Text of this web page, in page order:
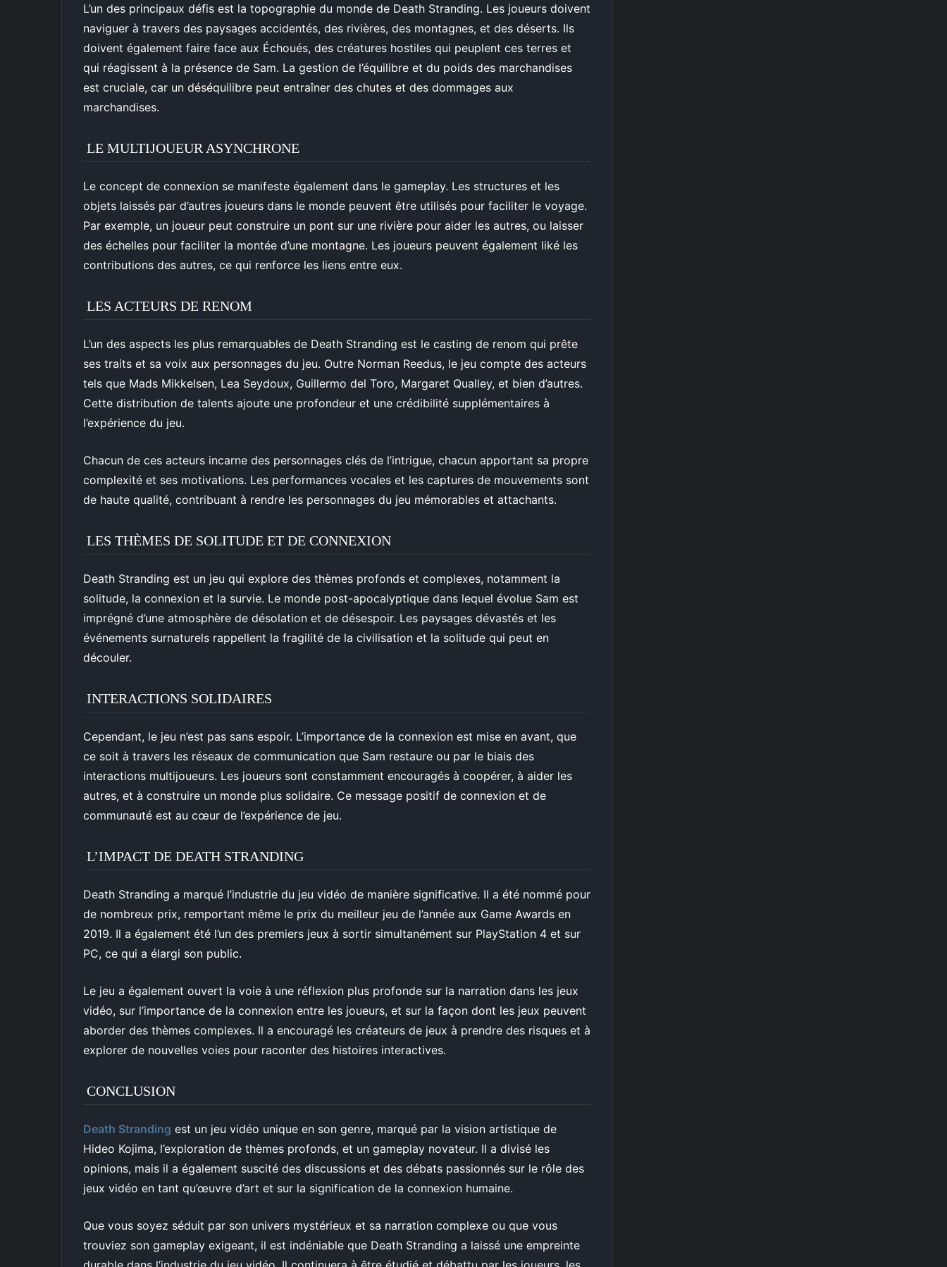
L’un des principaux défis est la topographie du monde de Death Stranding. Les joueurs doivent
naviguer à travers des paysages accidentés, des rivières, des montagnes, et des déserts. Ils
doivent également faire face aux Échoués, des créatures hostiles qui peuplent ces terres et
qui réagissent à la présence de Sam. La gestion de l’équilibre et du poids des marchandises
est cruciale, car un déséquilibre peut entraîner des chutes et des dommages aux
marchandises.
LE MULTIJOUEUR ASYNCHRONE
Le concept de connexion se manifeste également dans le gameplay. Les structures et les
objets laissés par d’autres joueurs dans le monde peuvent être utilisés pour faciliter le voyage.
Par exemple, un joueur peut construire un pont sur une rivière pour aider les autres, ou laisser
des échelles pour faciliter la montée d’une montagne. Les joueurs peuvent également liké les
contributions des autres, ce qui renforce les liens entre eux.
LES ACTEURS DE RENOM
L’un des aspects les plus remarquables de Death Stranding est le casting de renom qui prête
ses traits et sa voix aux personnages du jeu. Outre Norman Reedus, le jeu compte des acteurs
tels que Mads Mikkelsen, Lea Seydoux, Guillermo del Toro, Margaret Qualley, et bien d’autres.
Cette distribution de talents ajoute une profondeur et une crédibilité supplémentaires à
l’expérience du jeu.
Chacun de ces acteurs incarne des personnages clés de l’intrigue, chacun apportant sa propre
complexité et ses motivations. Les performances vocales et les captures de mouvements sont
de haute qualité, contribuant à rendre les personnages du jeu mémorables et attachants.
LES THÈMES DE SOLITUDE ET DE CONNEXION
Death Stranding est un jeu qui explore des thèmes profonds et complexes, notamment la
solitude, la connexion et la survie. Le monde post-apocalyptique dans lequel évolue Sam est
imprégné d’une atmosphère de désolation et de désespoir. Les paysages dévastés et les
événements surnaturels rappellent la fragilité de la civilisation et la solitude qui peut en
découler.
INTERACTIONS SOLIDAIRES
Cependant, le jeu n’est pas sans espoir. L’importance de la connexion est mise en avant, que
ce soit à travers les réseaux de communication que Sam restaure ou par le biais des
interactions multijoueurs. Les joueurs sont constamment encouragés à coopérer, à aider les
autres, et à construire un monde plus solidaire. Ce message positif de connexion et de
communauté est au cœur de l’expérience de jeu.
L’IMPACT DE DEATH STRANDING
Death Stranding a marqué l’industrie du jeu vidéo de manière significative. Il a été nommé pour
de nombreux prix, remportant même le prix du meilleur jeu de l’année aux Game Awards en
2019. Il a également été l’un des premiers jeux à sortir simultanément sur PlayStation 4 et sur
PC, ce qui a élargi son public.
Le jeu a également ouvert la voie à une réflexion plus profonde sur la narration dans les jeux
vidéo, sur l’importance de la connexion entre les joueurs, et sur la façon dont les jeux peuvent
aborder des thèmes complexes. Il a encouragé les créateurs de jeux à prendre des risques et à
explorer de nouvelles voies pour raconter des histoires interactives.
CONCLUSION
Death Stranding est un jeu vidéo unique en son genre, marqué par la vision artistique de
Hideo Kojima, l’exploration de thèmes profonds, et un gameplay novateur. Il a divisé les
opinions, mais il a également suscité des discussions et des débats passionnés sur le rôle des
jeux vidéo en tant qu’œuvre d’art et sur la signification de la connexion humaine.
Que vous soyez séduit par son univers mystérieux et sa narration complexe ou que vous
trouviez son gameplay exigeant, il est indéniable que Death Stranding a laissé une empreinte